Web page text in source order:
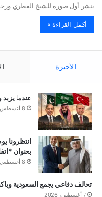
بنشر أول صورة للشيخ القطري
أكمل القراءة »
الأخيرة
عندما
8 أغسطس، 2026
انتظرونا
بعنوان
8 أغسطس، 2026
تحالف دفاعي يجمع السعودية
7 أغسطس، 2026